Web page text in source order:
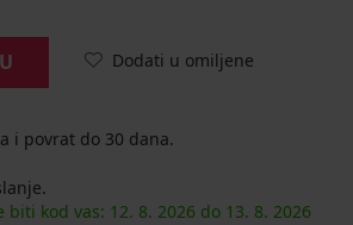
Dodati u omiljene
i povrat do 30 dana.
biti kod vas: 12. 8. 2026 do 13. 8. 2026